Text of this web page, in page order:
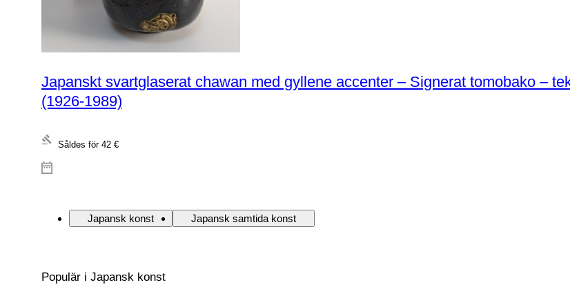
Japanskt svartglaserat chawan med gyllene accenter – Signerat tomobako –
(1926-1989)
Såldes för 42 €
Japansk konst Japansk samtida konst
Populär i Japansk konst